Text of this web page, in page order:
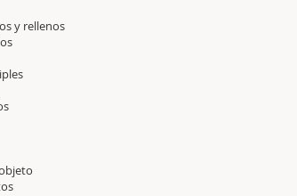
y rellenos